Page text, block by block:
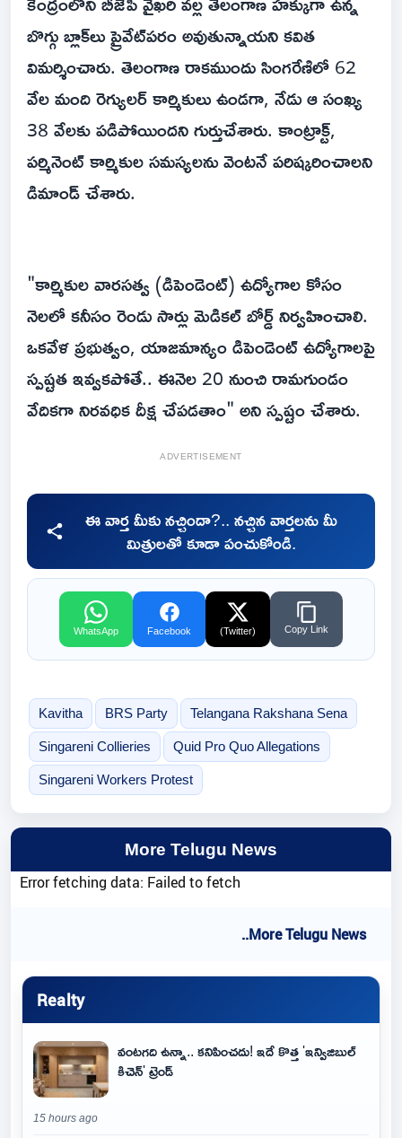
బొగ్గు బ్లాక్‌లు ప్రైవేట్‌పరం అవుతున్నాయని కవిత
విమర్శించారు. తెలంగాణ రాకముందు సింగరేణిలో 62
వేల మంది రెగ్యులర్ కార్మికులు ఉండగా, నేడు ఆ సంఖ్య
38 వేలకు పడిపోయిందని గుర్తుచేశారు. కాంట్రాక్ట్,
పర్మినెంట్ కార్మికుల సమస్యలను వెంటనే పరిష్కరించాలని
డిమాండ్ చేశారు.
"కార్మికుల వారసత్వ (డిపెండెంట్) ఉద్యోగాల కోసం
నెలలో కనీసం రెండు సార్లు మెడికల్ బోర్డ్ నిర్వహించాలి.
ఒకవేళ ప్రభుత్వం, యాజమాన్యం డిపెండెంట్ ఉద్యోగాలపై
స్పష్టత ఇవ్వకపోతే.. ఈనెల 20 నుంచి రామగుండం
వేదికగా నిరవధిక దీక్ష చేపడతాం" అని స్పష్టం చేశారు.
ADVERTISEMENT
ఈ వార్త మీకు నచ్చిందా?.. నచ్చిన వార్తలను మీ
మిత్రులతో కూడా పంచుకోండి.
WhatsApp Facebook (Twitter) Copy Link
Kavitha BRS Party Telangana Rakshana Sena
Singareni Collieries Quid Pro Quo Allegations
Singareni Workers Protest
More Telugu News
Error fetching data: Failed to fetch
..More Telugu News
Realty
వంటగది ఉన్నా.. కనిపించదు! ఇదే కొత్త 'ఇన్విజిబుల్
కిచెన్' ట్రెండ్
15 hours ago